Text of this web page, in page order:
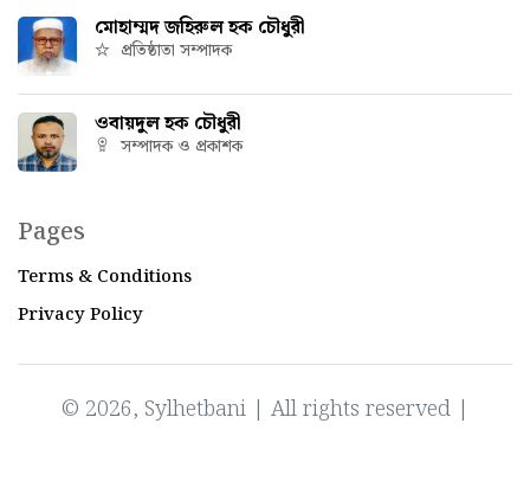
মোহাম্মদ জহিরুল হক চৌধুরী
প্রতিষ্ঠাতা সম্পাদক
ওবায়দুল হক চৌধুরী
সম্পাদক ও প্রকাশক
Pages
Terms & Conditions
Privacy Policy
© 2026, Sylhetbani | All rights reserved |